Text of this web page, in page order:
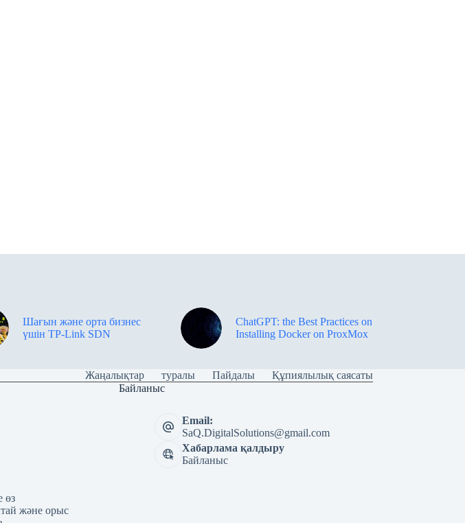
Шағын және орта бизнес
үшін TP-Link SDN
ChatGPT: the Best Practices on
Installing Docker on ProxMox
Жаңалықтар туралы Пайдалы
Құпиялылық саясаты
өз
және орыс
Байланыс
Email:
SaQ.DigitalSolutions@gmail.com
Хабарлама қалдыру
Байланыс